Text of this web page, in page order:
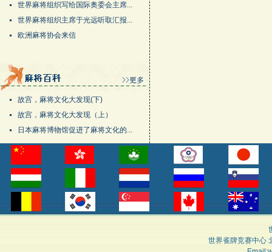
世界麻将组织写给国际奥委会主席...
世界麻将组织主席于光远听取汇报...
欧洲麻将协会来信
故宫，麻将文化大发现(下)
故宫，麻将文化大发现（上）
日本麻将博物馆促进了麻将文化的...
世界雀牌竞赛中心